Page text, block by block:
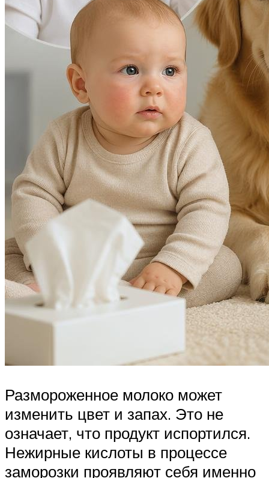
Размороженное молоко может
изменить цвет и запах. Это не
означает, что продукт испортился.
Нежирные кислоты в процессе
заморозки проявляют себя именно